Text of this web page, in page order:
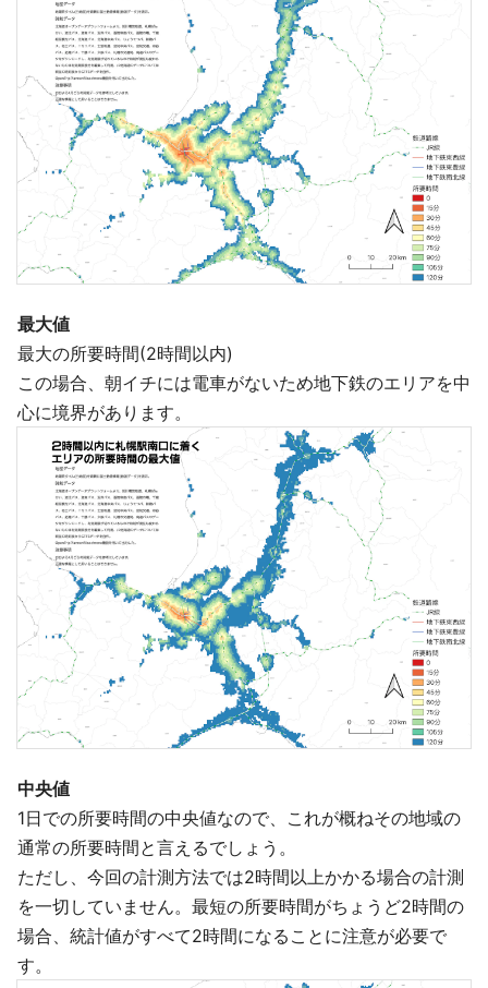
最大値
最大の所要時間(2時間以内)
この場合、朝イチには電車がないため地下鉄のエリアを中
心に境界があります。
中央値
1日での所要時間の中央値なので、これが概ねその地域の
通常の所要時間と言えるでしょう。
ただし、今回の計測方法では2時間以上かかる場合の計測
を一切していません。最短の所要時間がちょうど2時間の
場合、統計値がすべて2時間になることに注意が必要で
す。